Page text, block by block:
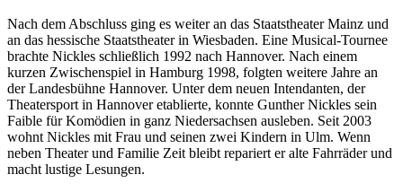
Nach dem Abschluss ging es weiter an das Staatstheater Mainz und
an das hessische Staatstheater in Wiesbaden. Eine Musical-Tournee
brachte Nickles schließlich 1992 nach Hannover. Nach einem
kurzen Zwischenspiel in Hamburg 1998, folgten weitere Jahre an
der Landesbühne Hannover. Unter dem neuen Intendanten, der
Theatersport in Hannover etablierte, konnte Gunther Nickles sein
Faible für Komödien in ganz Niedersachsen ausleben. Seit 2003
wohnt Nickles mit Frau und seinen zwei Kindern in Ulm. Wenn
neben Theater und Familie Zeit bleibt repariert er alte Fahrräder und
macht lustige Lesungen.